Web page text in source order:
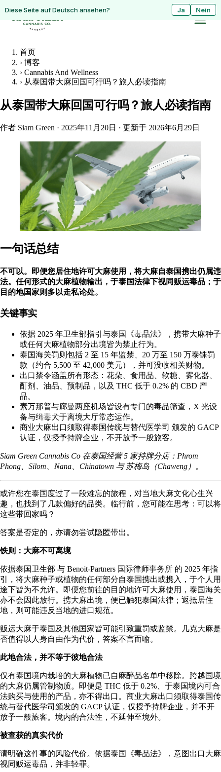
ดูหน้านี้เป็นภาษาไทย? ใช่ ไม่ใช่
Diese Seite auf Deutsch ansehen? Ja Nein
首页
› 博客
› Cannabis And Wellness
› 从泰国带大麻回国可行吗？旅人必读指南
从泰国带大麻回国可行吗？旅人必读指南
作者 Siam Green · 2025年11月20日 · 更新于 2026年6月29日
一句话总结
不可以。即便您居住地许可大麻使用，将大麻自泰国携出仍属违
法。任何形式的大麻植物输出，于泰国法律下视同贩运毒品；于
目的地国家则多以走私论处。
关键事实
依据 2025 年卫生部指引与泰国《毒品法》，携带大麻种子
或任何大麻植物部分出境皆为禁止行为。
泰国海关罚则包括 2 至 15 年监禁、20 万至 150 万泰铢罚
款（约合 5,500 至 42,000 美元），并可没收相关财物。
出口禁令涵盖所有形态：花朵、食用品、软糖、雾化器、
酊剂、油品、预制品，以及 THC 低于 0.2% 的 CBD 产
品。
素万那普与廊曼两座机场皆设有专门的毒品筛查，X 光设
备与缉毒犬于离境大厅常态运作。
商业大麻出口须取得泰国传统与替代医学司 颁发的 GACP
认证，仅授予持牌企业，不开放予一般旅客。
Siam Green Cannabis Co 在泰国经营 5 家持牌分店： Phrom
Phong、 Silom、 Nana、 Chinatown 与 苏梅岛（Chaweng） 。
或许您在泰国度过了一段难忘的旅程，对当地大麻文化心生兴
趣，也找到了几款偏好的品类。临行前，您可能在思考：可以将
这些带回家吗？
答案是否定的，亦请勿尝试隐匿带出。
铁则：大麻不可离境
依据泰国卫生部 与 Benoit-Partners 国际律师事务所 的 2025 年指
引，将大麻种子或植物的任何部分自泰国携出或携入，于个人用
途下皆为不允许。即便您前往的目的地许可大麻使用，泰国海关
亦不会因此放行。携大麻出境，便已触犯泰国法律；返抵居住
地，则可能违反当地的进口规范。
贩运大麻于泰国及其他国家皆可能引致重罚或监禁。几克大麻是
否值得以人身自由作为代价，答案不言而喻。
此地合法，并不等于彼地合法
仅有泰国境内栽培的大麻植物已自麻醉品名单中移除。跨越国境
的大麻仍属管制物质。即便是 THC 低于 0.2%、于泰国境内可合
法购买与使用的产品，亦不得出口。商业大麻出口须取得泰国传
统与替代医学司颁发的 GACP 认证，仅授予持牌企业，并不开
放予一般旅客。境内的合法性，不延伸至境外。
被查获的真实代价
请明确这件事的风险代价。依据泰国《毒品法》，意图出口大麻
视同贩运毒品，并非轻罪。